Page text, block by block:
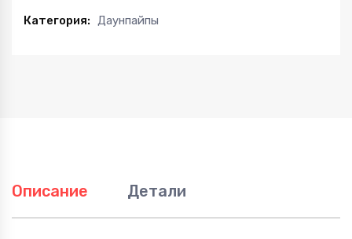
11-
Категория: Даунпайпы
Описание Детали